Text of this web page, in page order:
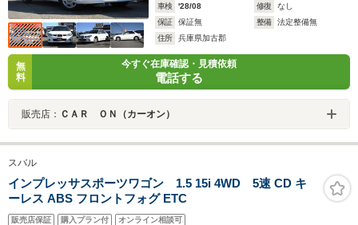
車検
'28/08 修復
なし
保証
保証無 整備
法定整備無
住所
兵庫県加古郡
無
料
今すぐ在庫確認・見積依頼
電話する
販売店： ＣＡＲ ＯＮ（カーオン）
スバル
インプレッサスポーツワゴン 1.5 15i 4WD 5速 CD キ
ーレス ABS フロントフォグ ETC
販売店保証 購入プラン付 オンライン相談可